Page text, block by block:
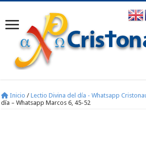
Inicio / Lectio Divina del día - Whatsapp
día – Whatsapp Marcos 6, 45-52